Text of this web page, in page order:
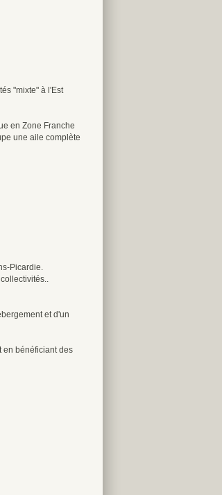
"mixte" à l'Est
en Zone Franche
une aile complète
Picardie.
et d'un
en bénéficiant des